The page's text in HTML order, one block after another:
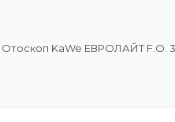
Отоскоп KaWe ЕВРОЛАЙТ F.O.